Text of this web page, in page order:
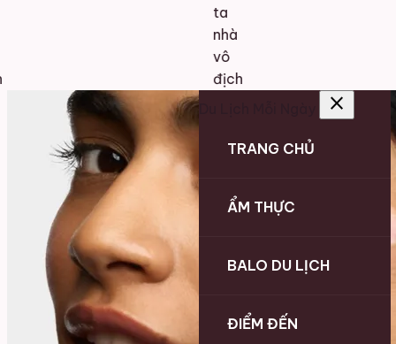
ta
nhà
vô
địch
close
TRANG CHỦ
ẨM THỰC
BALO DU LỊCH
ĐIỂM ĐẾN